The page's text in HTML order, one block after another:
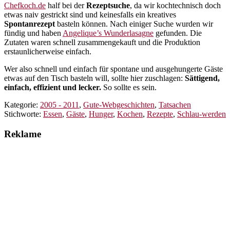
Chefkoch.de half bei derRezeptsuche, da wir kochtechnisch doch
etwas naiv gestrickt sind und keinesfalls ein kreatives
Spontanrezept basteln können. Nach einiger Suche wurden wir
fündig und haben Angelique’s Wunderlasagne gefunden. Die
Zutaten waren schnell zusammengekauft und die Produktion
erstaunlicherweise einfach.
Wer also schnell und einfach für spontane und ausgehungerte Gäste
etwas auf den Tisch basteln will, sollte hier zuschlagen: Sättigend,
einfach, effizient und lecker. So sollte es sein.
Kategorie: 2005 - 2011 , Gute-Webgeschichten, Tatsachen
Stichworte: Essen, Gäste, Hunger, Kochen, Rezepte, Schlau-werden
Reklame